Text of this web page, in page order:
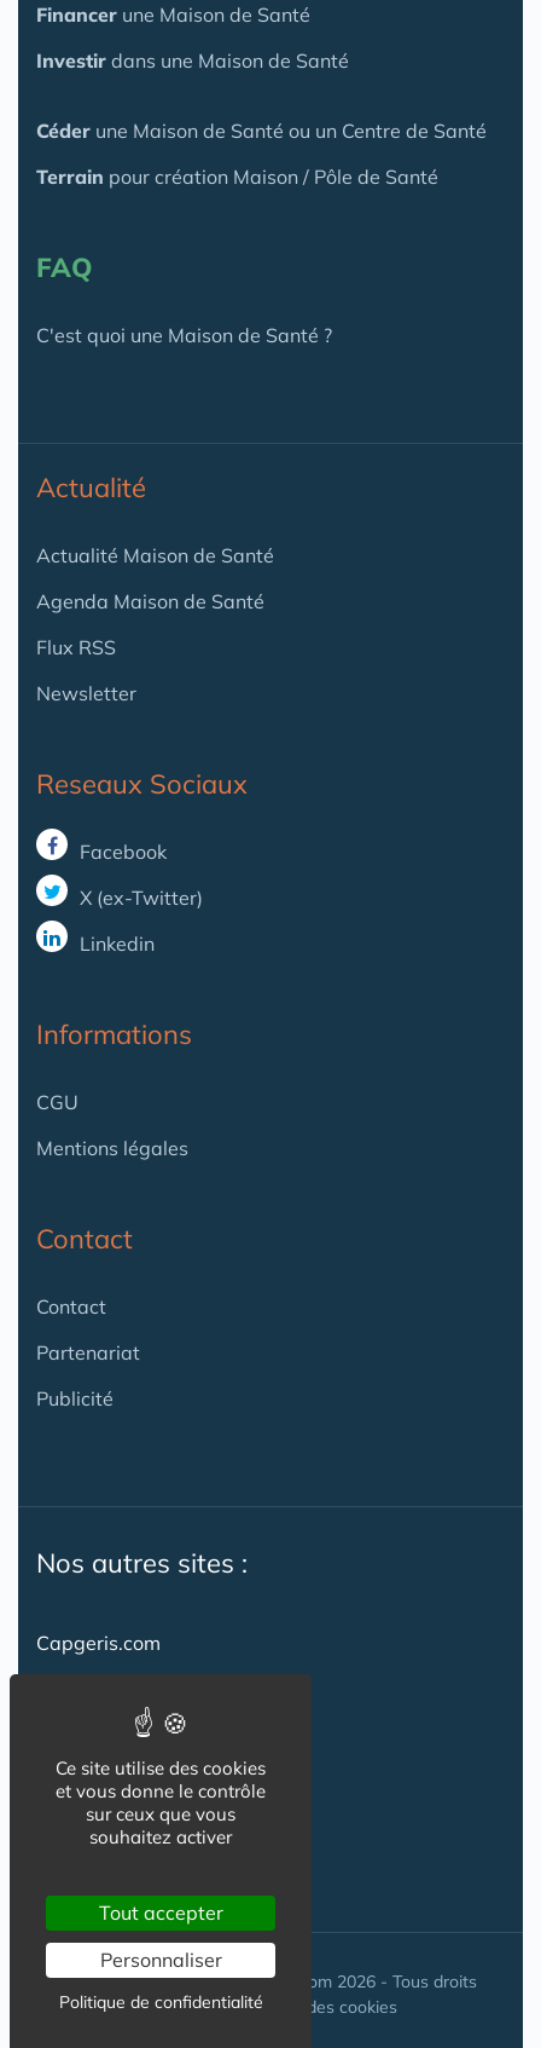
Financer une Maison de Santé
Investir dans une Maison de Santé
Céder une Maison de Santé ou un Centre de Santé
Terrain pour création Maison / Pôle de Santé
FAQ
C'est quoi une Maison de Santé ?
Actualité
Actualité Maison de Santé
Agenda Maison de Santé
Flux RSS
Newsletter
Reseaux Sociaux
Facebook
X (ex-Twitter)
Linkedin
Informations
CGU
Mentions légales
Contact
Contact
Partenariat
Publicité
Nos autres sites :
Capgeris.com
Emploi-formation-sante.com
Seniorissimmo.com
Creche-et-naissance.com
© Maisons-et-poles-de-sante.com 2026 - Tous droits
réservés. //Gestion des cookies
Ce site utilise des cookies
et vous donne le contrôle
sur ceux que vous
souhaitez activer
Tout accepter
Personnaliser
Politique de confidentialité